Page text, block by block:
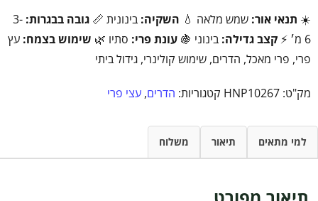
☀️ תנאי אור: שמש מלאה 💧 השקיה: בינונית 📏 גובה בבגרות: 3-
6 מ׳ ⚡
קצב גדילה: בינוני 🍇 עונת פרי: סתיו 🌿 שימוש בצמח: עץ
פרי, פרי מאכל, הדרים, שימוש קולינרי, גידול ביתי
מק"ט: HNP10267 קטגוריות: הדרים, עצי פרי
למי מתאים תיאור משלוח